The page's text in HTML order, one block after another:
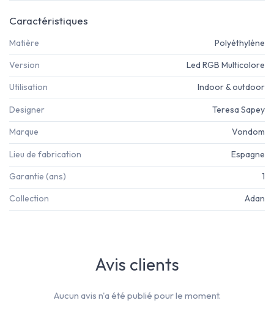
Caractéristiques
Matière Polyéthylène
Version Led RGB Multicolore
Utilisation Indoor & outdoor
Designer Teresa Sapey
Marque Vondom
Lieu de fabrication Espagne
Garantie (ans) 1
Collection Adan
Avis clients
Aucun avis n'a été publié pour le moment.